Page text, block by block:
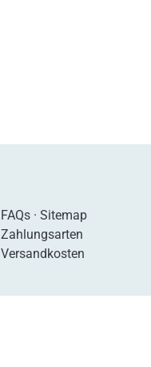
FAQs· Sitemap
Zahlungsarten
Versandkosten